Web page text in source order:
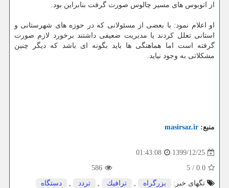
از اتوبوس های مسیر چالوس صورت گرفت بنابراین بود.
او اعلام نمود: با بعضی از مسئولانی که در حوزه های شهرستانی و
استانی تعلل کردند یا مدیریت ضعیفی داشتند برخورد لازم صورت
گرفته است اما هماهنگی ها باید بگونه ای باشد که دیگر چنین
مشکلاتی به وجود نیاید.
منبع: masirsaz.ir
1399/12/25
01:43:08
0.0
/
5
586
تگهای خبر:
بزرگراه , ترافیك , تردد , دستگاه